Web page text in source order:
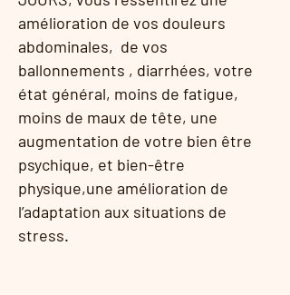
amélioration de vos douleurs
abdominales, de vos
ballonnements , diarrhées, votre
état général, moins de fatigue,
moins de maux de tête, une
augmentation de votre bien être
psychique, et bien-être
physique,une amélioration de
l’adaptation aux situations de
stress.